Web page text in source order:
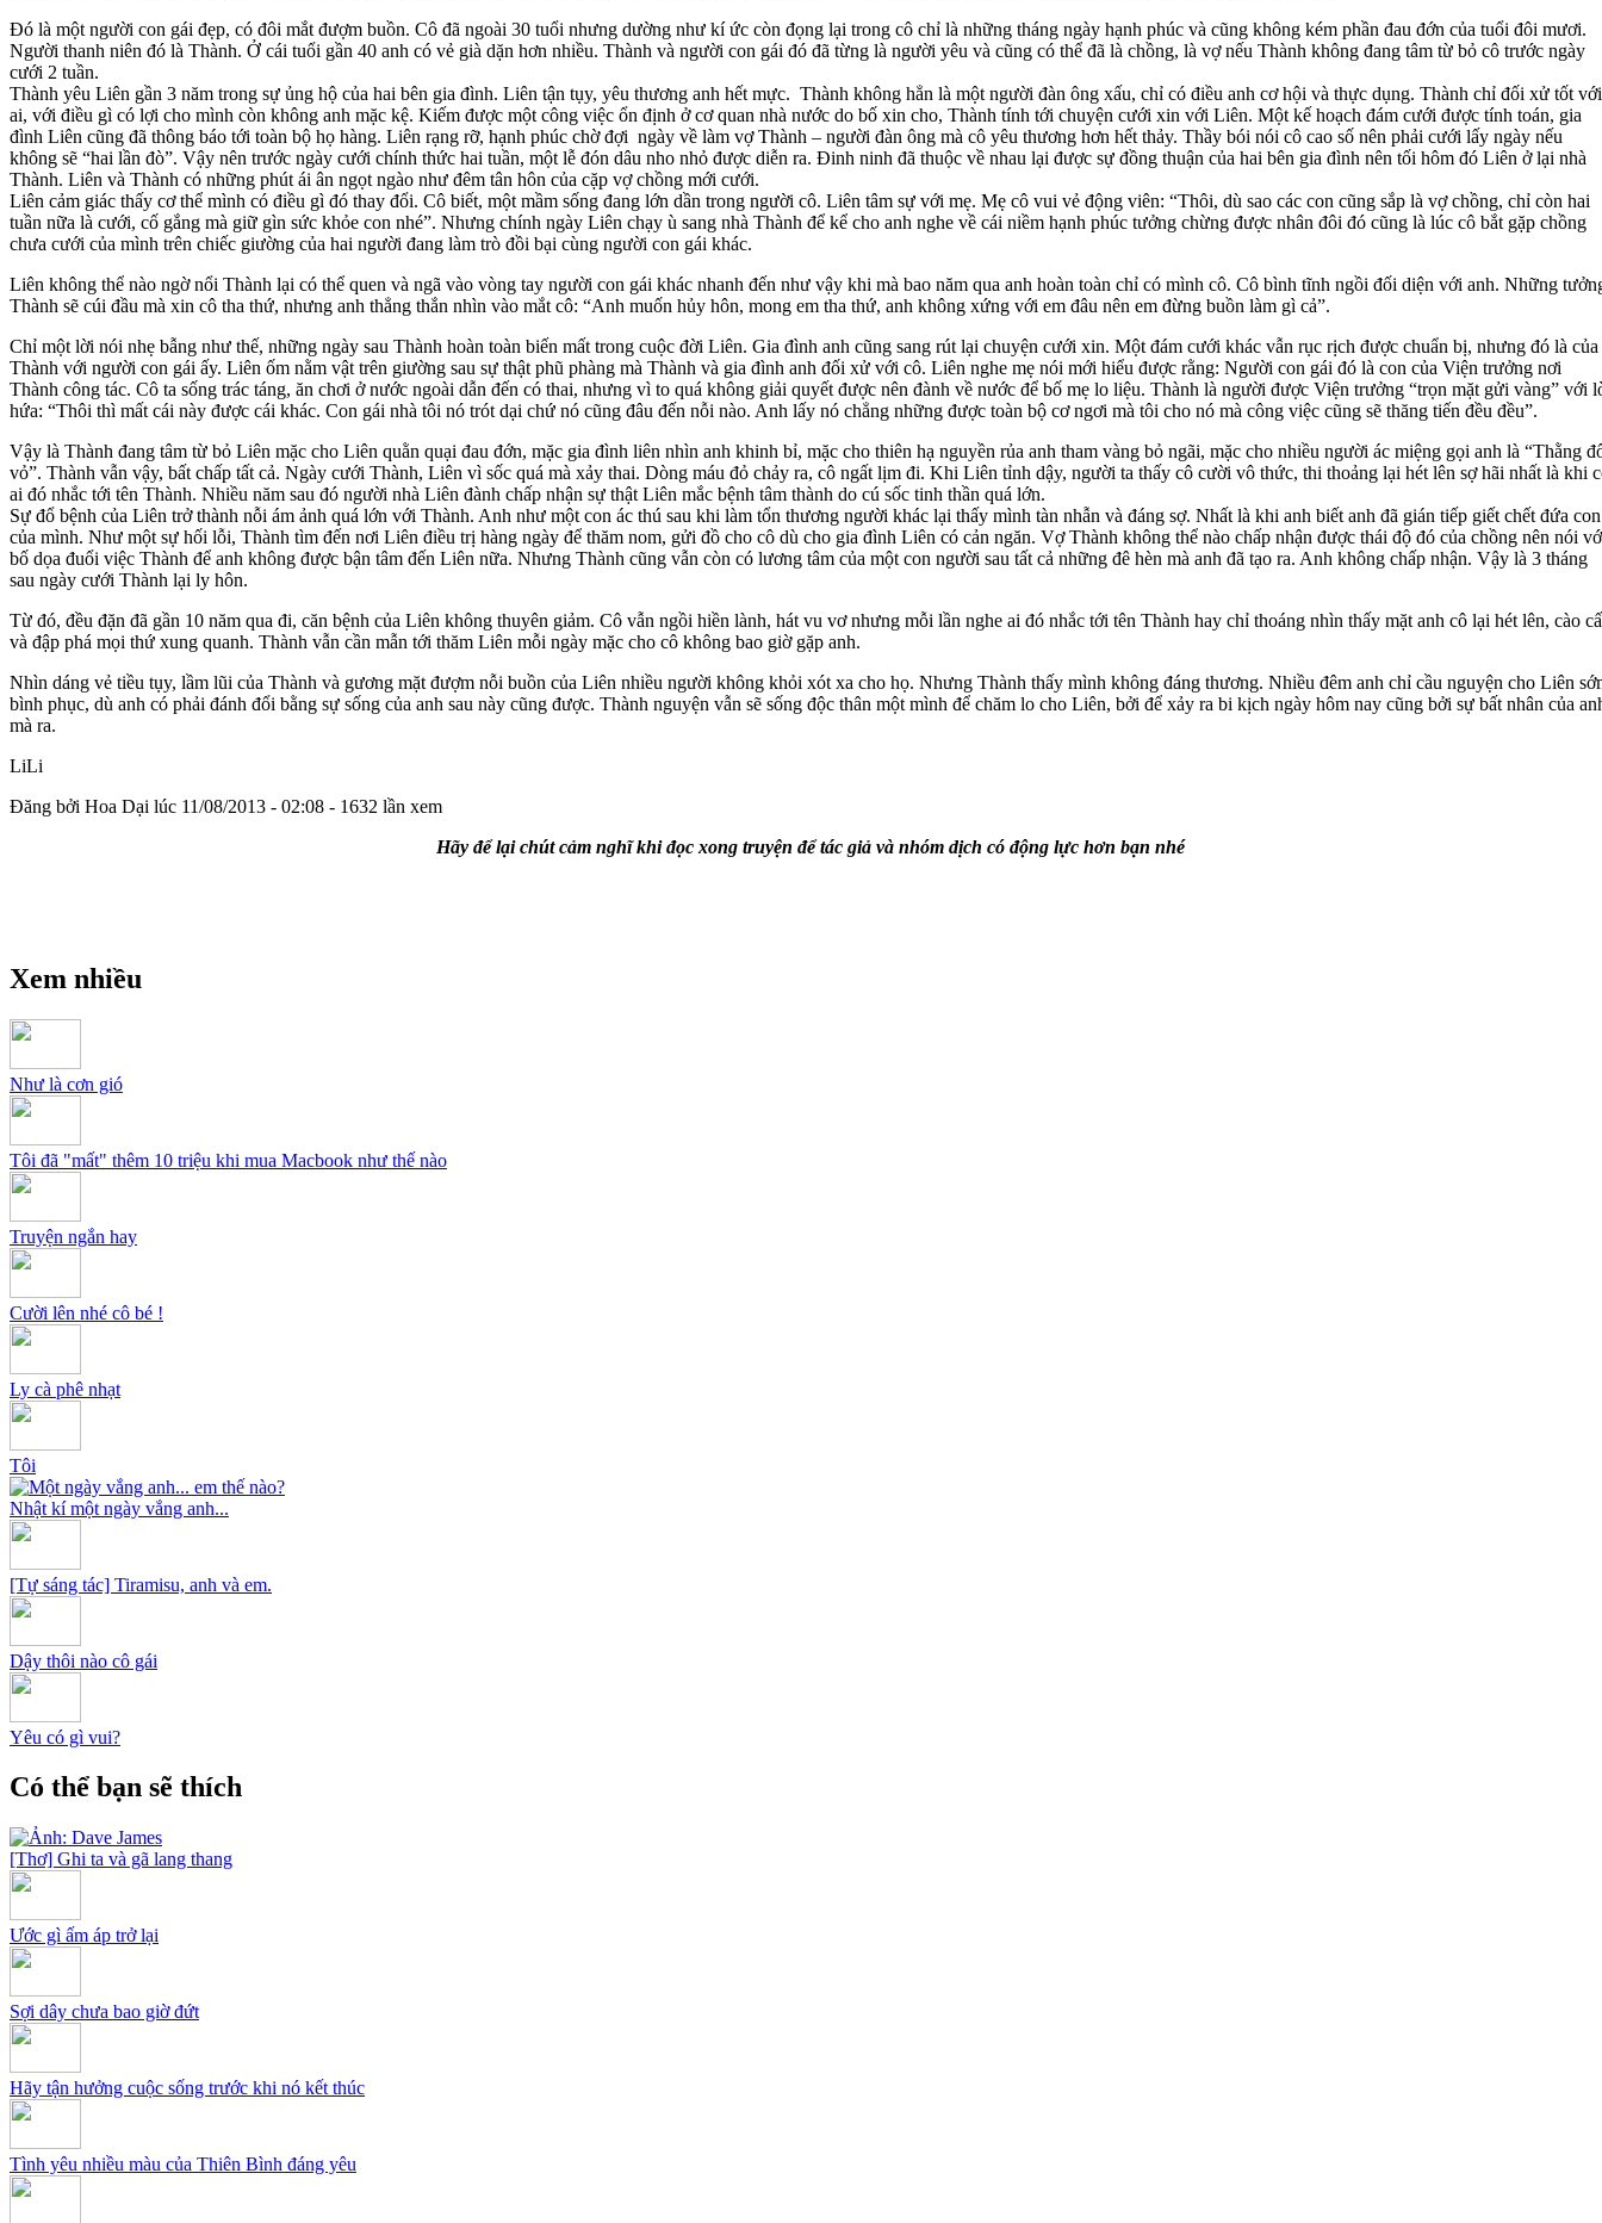
Đó là một người con gái đẹp, có đôi mắt đượm buồn. Cô đã ngoài 30 tuổi nhưng dường như kí ức còn đọng lại trong cô chỉ là những tháng ngày hạnh phúc và cũng không kém phần đau đớn của tuổi đôi mươi.
Người thanh niên đó là Thành. Ở cái tuổi gần 40 anh có vẻ già dặn hơn nhiều. Thành và người con gái đó đã từng là người yêu và cũng có thể đã là chồng, là vợ nếu Thành không đang tâm từ bỏ cô trước ngày
cưới 2 tuần.
Thành yêu Liên gần 3 năm trong sự ủng hộ của hai bên gia đình. Liên tận tụy, yêu thương anh hết mực. Thành không hẳn là một người đàn ông xấu, chỉ có điều anh cơ hội và thực dụng. Thành chỉ đối xử tốt với
ai, với điều gì có lợi cho mình còn không anh mặc kệ. Kiếm được một công việc ổn định ở cơ quan nhà nước do bố xin cho, Thành tính tới chuyện cưới xin với Liên. Một kế hoạch đám cưới được tính toán, gia
đình Liên cũng đã thông báo tới toàn bộ họ hàng. Liên rạng rỡ, hạnh phúc chờ đợi ngày về làm vợ Thành – người đàn ông mà cô yêu thương hơn hết thảy. Thầy bói nói cô cao số nên phải cưới lấy ngày nếu
không sẽ “hai lần đò”. Vậy nên trước ngày cưới chính thức hai tuần, một lễ đón dâu nho nhỏ được diễn ra. Đinh ninh đã thuộc về nhau lại được sự đồng thuận của hai bên gia đình nên tối hôm đó Liên ở lại nhà
Thành. Liên và Thành có những phút ái ân ngọt ngào như đêm tân hôn của cặp vợ chồng mới cưới.
Liên cảm giác thấy cơ thể mình có điều gì đó thay đổi. Cô biết, một mầm sống đang lớn dần trong người cô. Liên tâm sự với mẹ. Mẹ cô vui vẻ động viên: “Thôi, dù sao các con cũng sắp là vợ chồng, chỉ còn hai
tuần nữa là cưới, cố gắng mà giữ gìn sức khỏe con nhé”. Nhưng chính ngày Liên chạy ù sang nhà Thành để kể cho anh nghe về cái niềm hạnh phúc tưởng chừng được nhân đôi đó cũng là lúc cô bắt gặp chồng
chưa cưới của mình trên chiếc giường của hai người đang làm trò đồi bại cùng người con gái khác.
Liên không thể nào ngờ nổi Thành lại có thể quen và ngã vào vòng tay người con gái khác nhanh đến như vậy khi mà bao năm qua anh hoàn toàn chỉ có mình cô. Cô bình tĩnh ngồi đối diện với anh. Những
Thành sẽ cúi đầu mà xin cô tha thứ, nhưng anh thẳng thắn nhìn vào mắt cô: “Anh muốn hủy hôn, mong em tha thứ, anh không xứng với em đâu nên em đừng buồn làm gì cả”.
Chỉ một lời nói nhẹ bẫng như thế, những ngày sau Thành hoàn toàn biến mất trong cuộc đời Liên. Gia đình anh cũng sang rút lại chuyện cưới xin. Một đám cưới khác vẫn rục rịch được chuẩn bị, nhưng đó là của
Thành với người con gái ấy. Liên ốm nằm vật trên giường sau sự thật phũ phàng mà Thành và gia đình anh đối xử với cô. Liên nghe mẹ nói mới hiểu được rằng: Người con gái đó là con của Viện trưởng nơi
Thành công tác. Cô ta sống trác táng, ăn chơi ở nước ngoài dẫn đến có thai, nhưng vì to quá không giải quyết được nên đành về nước để bố mẹ lo liệu. Thành là người được Viện trưởng “trọn mặt gửi vàng” với
hứa: “Thôi thì mất cái này được cái khác. Con gái nhà tôi nó trót dại chứ nó cũng đâu đến nỗi nào. Anh lấy nó chẳng những được toàn bộ cơ ngơi mà tôi cho nó mà công việc cũng sẽ thăng tiến đều đều”.
Vậy là Thành đang tâm từ bỏ Liên mặc cho Liên quằn quại đau đớn, mặc gia đình liên nhìn anh khinh bỉ, mặc cho thiên hạ nguyền rủa anh tham vàng bỏ ngãi, mặc cho nhiều người ác miệng gọi anh là “Thằng
vỏ”. Thành vẫn vậy, bất chấp tất cả. Ngày cưới Thành, Liên vì sốc quá mà xảy thai. Dòng máu đỏ chảy ra, cô ngất lịm đi. Khi Liên tỉnh dậy, người ta thấy cô cười vô thức, thi thoảng lại hét lên sợ hãi nhất là khi
ai đó nhắc tới tên Thành. Nhiều năm sau đó người nhà Liên đành chấp nhận sự thật Liên mắc bệnh tâm thành do cú sốc tinh thần quá lớn.
Sự đổ bệnh của Liên trở thành nỗi ám ảnh quá lớn với Thành. Anh như một con ác thú sau khi làm tổn thương người khác lại thấy mình tàn nhẫn và đáng sợ. Nhất là khi anh biết anh đã gián tiếp giết chết đứa con
của mình. Như một sự hối lỗi, Thành tìm đến nơi Liên điều trị hàng ngày để thăm nom, gửi đồ cho cô dù cho gia đình Liên có cản ngăn. Vợ Thành không thể nào chấp nhận được thái độ đó của chồng nên nói
bố dọa đuổi việc Thành để anh không được bận tâm đến Liên nữa. Nhưng Thành cũng vẫn còn có lương tâm của một con người sau tất cả những đê hèn mà anh đã tạo ra. Anh không chấp nhận. Vậy là 3 tháng
sau ngày cưới Thành lại ly hôn.
Từ đó, đều đặn đã gần 10 năm qua đi, căn bệnh của Liên không thuyên giảm. Cô vẫn ngồi hiền lành, hát vu vơ nhưng mỗi lần nghe ai đó nhắc tới tên Thành hay chỉ thoáng nhìn thấy mặt anh cô lại hét lên, cào
và đập phá mọi thứ xung quanh. Thành vẫn cần mẫn tới thăm Liên mỗi ngày mặc cho cô không bao giờ gặp anh.
Nhìn dáng vẻ tiều tụy, lầm lũi của Thành và gương mặt đượm nỗi buồn của Liên nhiều người không khỏi xót xa cho họ. Nhưng Thành thấy mình không đáng thương. Nhiều đêm anh chỉ cầu nguyện cho Liên
bình phục, dù anh có phải đánh đổi bằng sự sống của anh sau này cũng được. Thành nguyện vẫn sẽ sống độc thân một mình để chăm lo cho Liên, bởi để xảy ra bi kịch ngày hôm nay cũng bởi sự bất nhân của
mà ra.
LiLi
Đăng bởi Hoa Dại lúc 11/08/2013 - 02:08 - 1632 lần xem
Hãy để lại chút cảm nghĩ khi đọc xong truyện để tác giả và nhóm dịch có động lực hơn bạn nhé
Xem nhiều
Như là cơn gió
Tôi đã "mất" thêm 10 triệu khi mua Macbook như thế nào
Truyện ngắn hay
Cười lên nhé cô bé !
Ly cà phê nhạt
Tôi
Nhật kí một ngày vắng anh...
[Tự sáng tác] Tiramisu, anh và em.
Dậy thôi nào cô gái
Yêu có gì vui?
Có thể bạn sẽ thích
[Thơ] Ghi ta và gã lang thang
Ước gì ấm áp trở lại
Sợi dây chưa bao giờ đứt
Hãy tận hưởng cuộc sống trước khi nó kết thúc
Tình yêu nhiều màu của Thiên Bình đáng yêu